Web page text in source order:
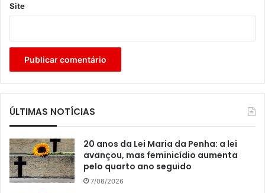
Site
ÚLTIMAS NOTÍCIAS
20 anos da Lei Maria da Penha: a lei
avançou, mas feminicídio aumenta
pelo quarto ano seguido
7/08/2026